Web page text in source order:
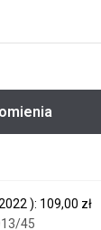
): 109,00 zł
45